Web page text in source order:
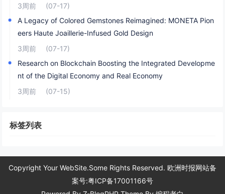
3周前
(07-17)
A Legacy of Colored Gemstones Reimagined: MONETA Pion
eers Haute Joaillerie-Infused Gold Design
3周前
(07-17)
Research on Blockchain Boosting the Integrated Developme
nt of the Digital Economy and Real Economy
3周前
(07-15)
标签列表
Copyright Your WebSite.Some Rights Reserved. 欧洲时报网站备
案号:粤ICP备17001166号